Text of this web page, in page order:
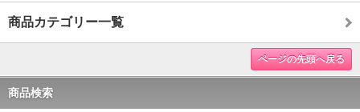
商品カテゴリー一覧
ページの先頭へ戻る
商品検索